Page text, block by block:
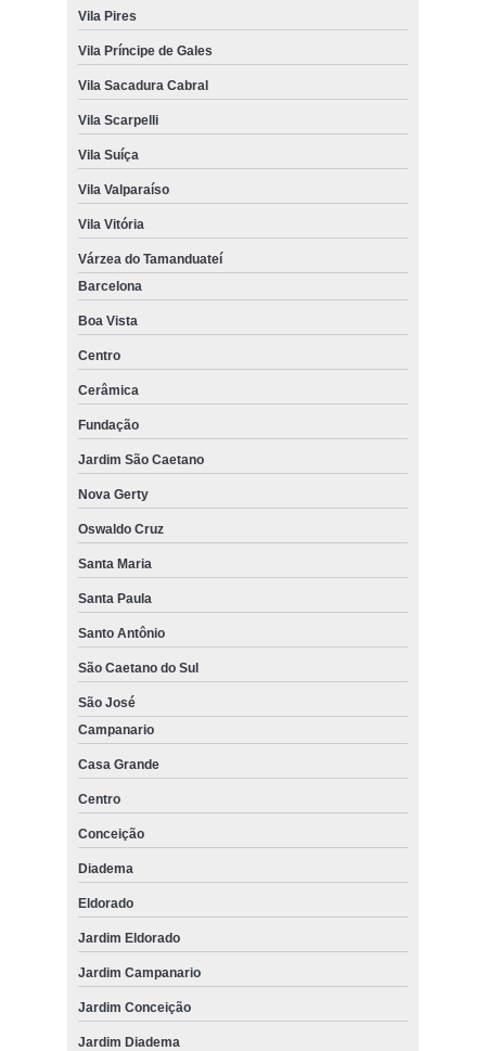
Vila Pires
Vila Príncipe de Gales
Vila Sacadura Cabral
Vila Scarpelli
Vila Suíça
Vila Valparaíso
Vila Vitória
Várzea do Tamanduateí
Barcelona
Boa Vista
Centro
Cerâmica
Fundação
Jardim São Caetano
Nova Gerty
Oswaldo Cruz
Santa Maria
Santa Paula
Santo Antônio
São Caetano do Sul
São José
Campanario
Casa Grande
Centro
Conceição
Diadema
Eldorado
Jardim Eldorado
Jardim Campanario
Jardim Conceição
Jardim Diadema